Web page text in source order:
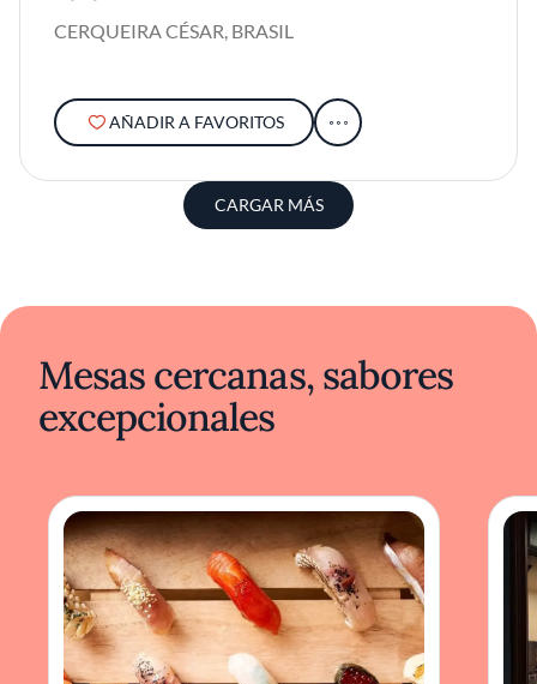
CERQUEIRA CÉSAR, BRASIL
AÑADIR A FAVORITOS
CARGAR MÁS
Mesas cercanas, sabores
excepcionales